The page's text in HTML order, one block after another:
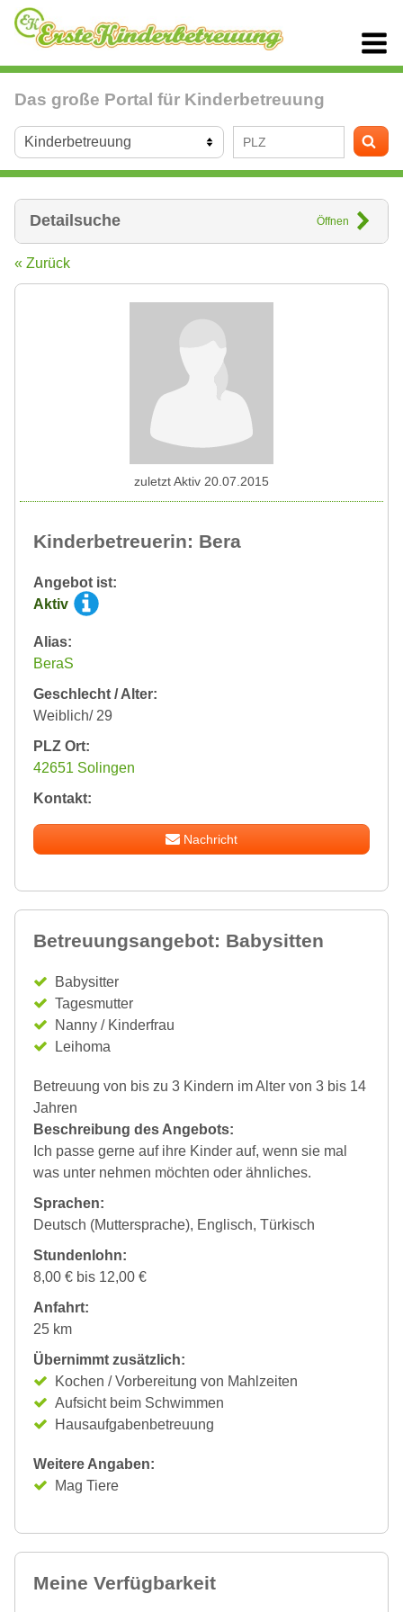
Das große Portal für Kinderbetreuung
Detailsuche Öffnen
« Zurück
Kinderbetreuerin: Bera
Angebot ist:
Aktiv
Alias:
BeraS
Geschlecht / Alter:
Weiblich/ 29
PLZ Ort:
42651 Solingen
Kontakt:
Nachricht
zuletzt Aktiv 20.07.2015
Betreuungsangebot: Babysitten
Babysitter
Tagesmutter
Nanny / Kinderfrau
Leihoma
Betreuung von bis zu 3 Kindern im Alter von 3 bis 14
Jahren
Beschreibung des Angebots:
Ich passe gerne auf ihre Kinder auf, wenn sie mal
was unter nehmen möchten oder ähnliches.
Sprachen:
Deutsch (Muttersprache), Englisch, Türkisch
Stundenlohn:
8,00 € bis 12,00 €
Anfahrt:
25 km
Übernimmt zusätzlich:
Kochen / Vorbereitung von Mahlzeiten
Aufsicht beim Schwimmen
Hausaufgabenbetreuung
Weitere Angaben:
Mag Tiere
Meine Verfügbarkeit